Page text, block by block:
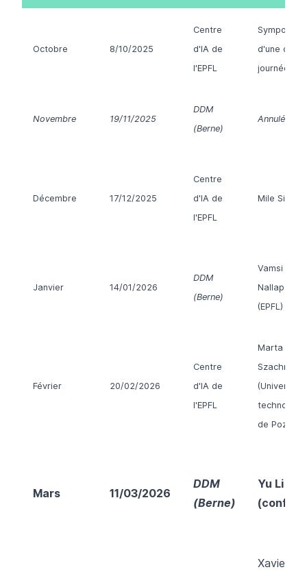
Octobre 8/10/2025
Centre
d'IA de
l'EPFL
Symposium
d'une demi-
journée
Novembre 19/11/2025
DDM
(Berne)
Annulé
Décembre 17/12/2025
Centre
d'IA de
l'EPFL
Mile Sikic
Janvier 14/01/2026
DDM
(Berne)
Vamsi
(EPFL)
Février 20/02/2026
Centre
d'IA de
l'EPFL
Marta
Szachniuk
(Université
de Poznan)
Mars 11/03/2026
DDM
(Berne)
Yu Li
Xavier